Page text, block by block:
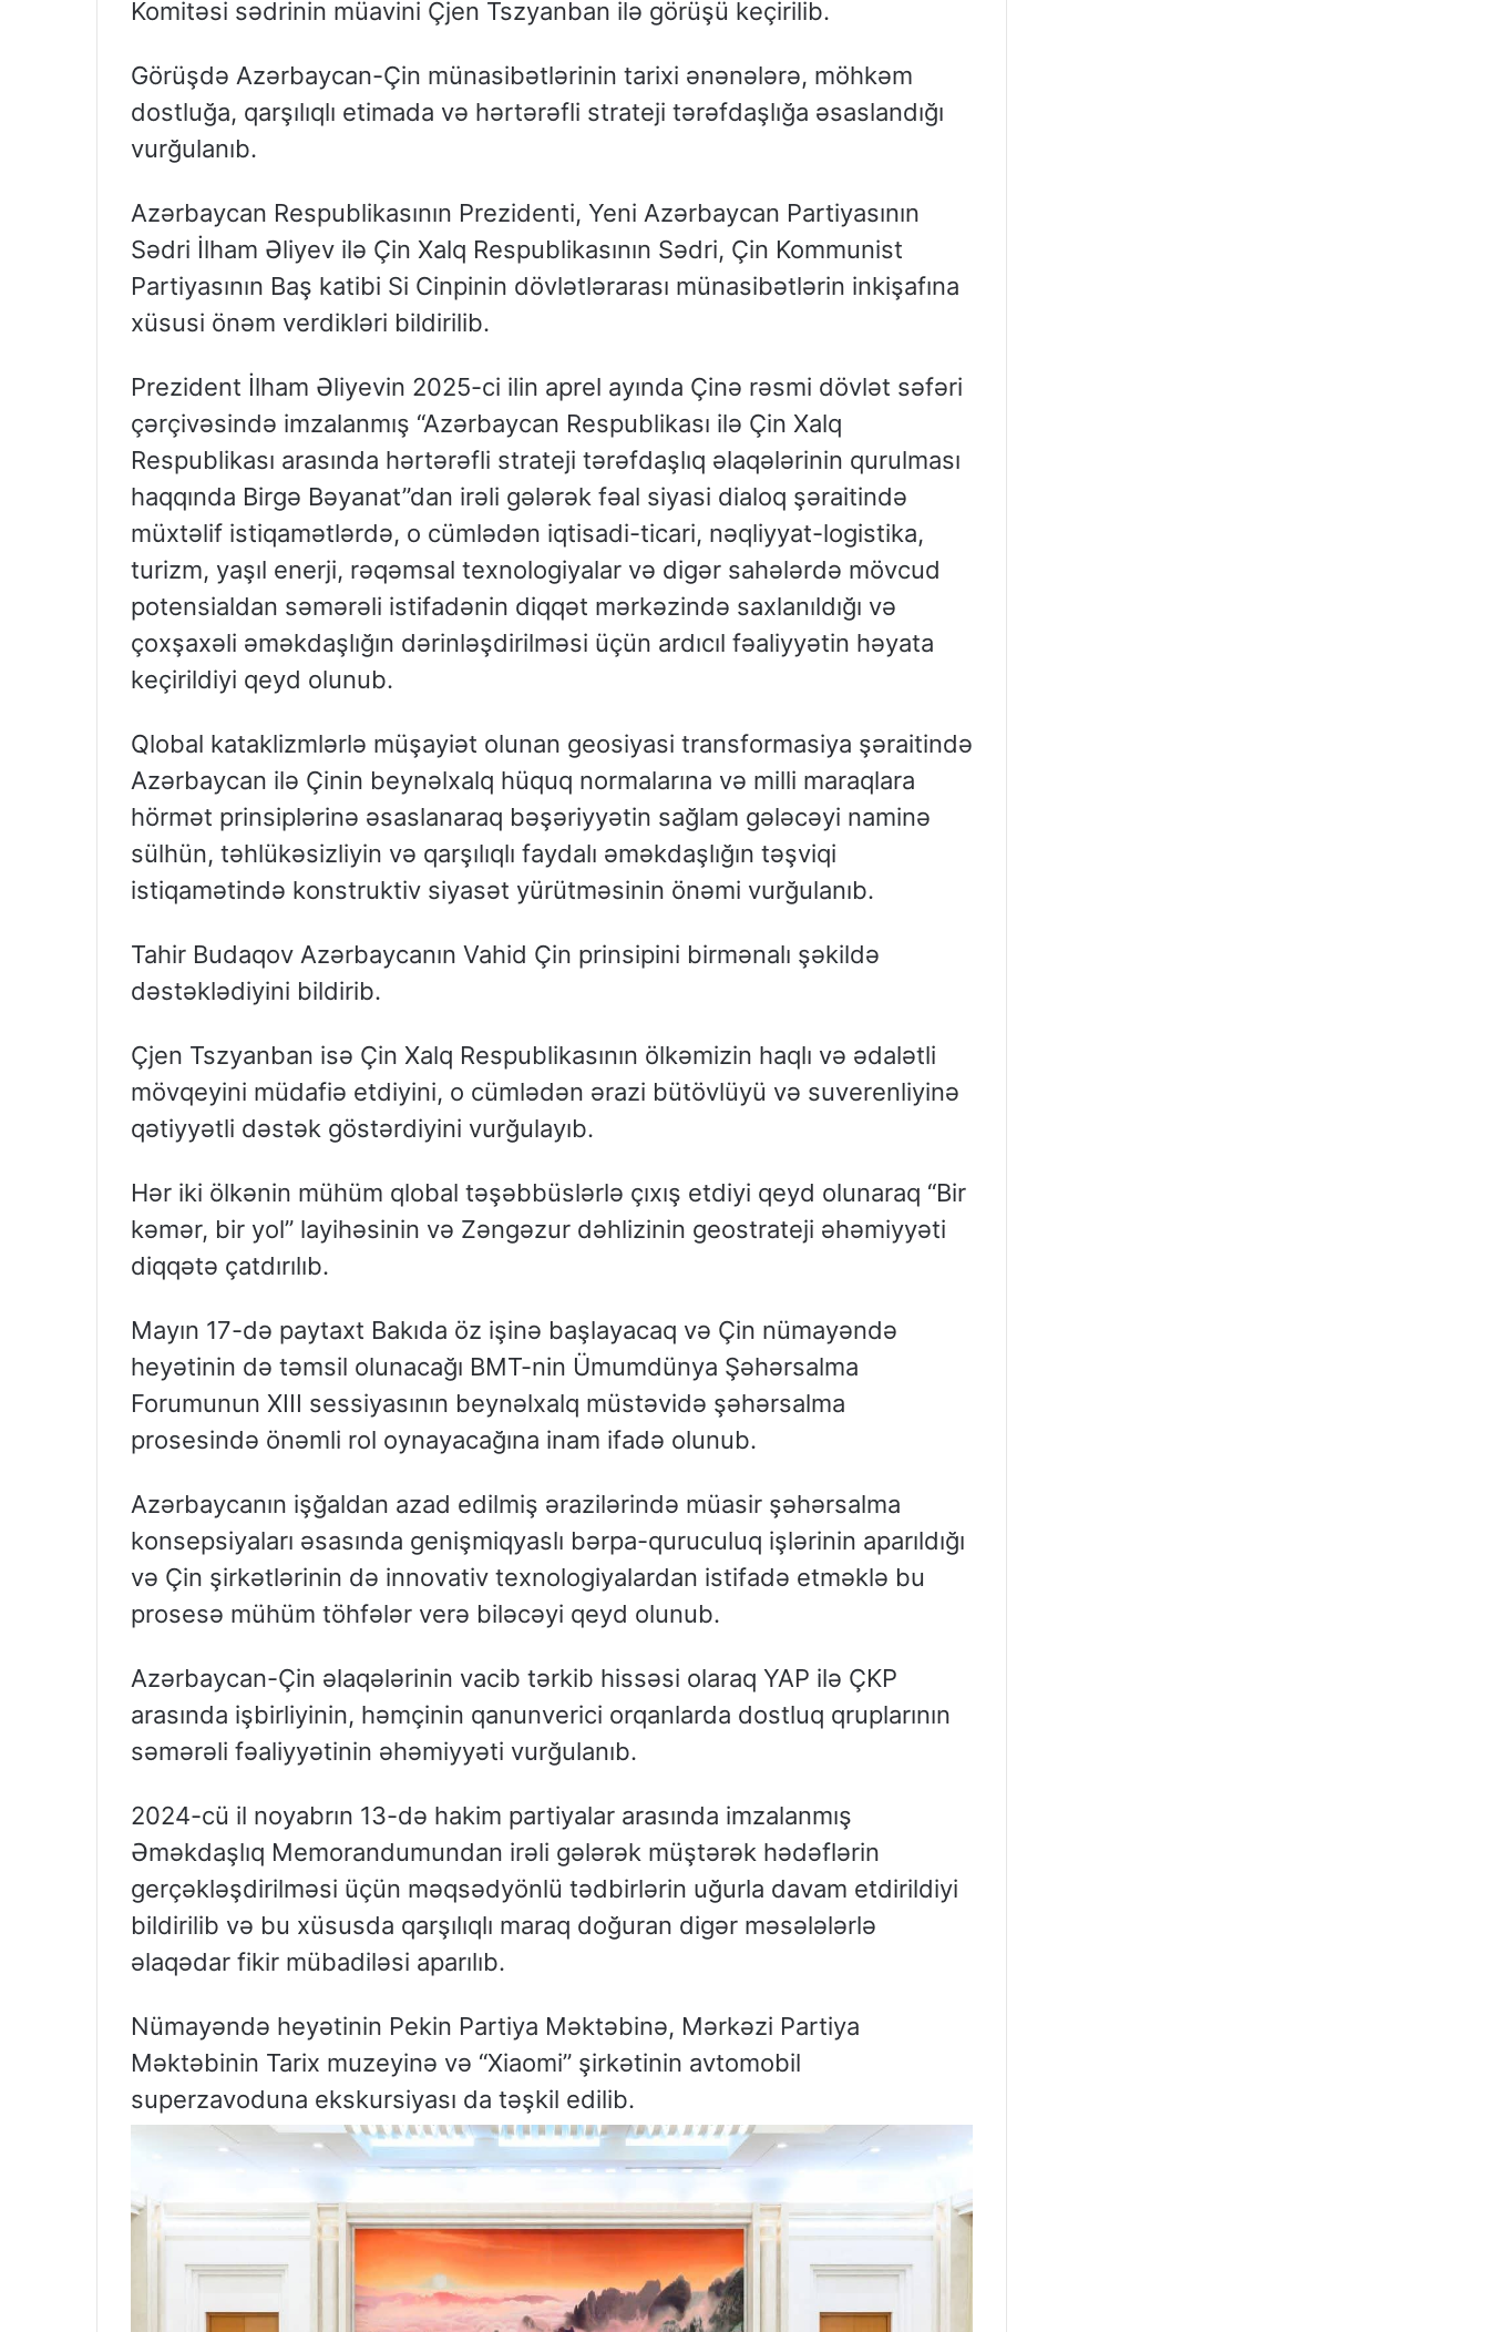
Komitəsi sədrinin müavini Çjen Tszyanban ilə görüşü keçirilib.
Görüşdə Azərbaycan-Çin münasibətlərinin tarixi ənənələrə, möhkəm
dostluğa, qarşılıqlı etimada və hərtərəfli strateji tərəfdaşlığa əsaslandığı
vurğulanıb.
Azərbaycan Respublikasının Prezidenti, Yeni Azərbaycan Partiyasının
Sədri İlham Əliyev ilə Çin Xalq Respublikasının Sədri, Çin Kommunist
Partiyasının Baş katibi Si Cinpinin dövlətlərarası münasibətlərin inkişafına
xüsusi önəm verdikləri bildirilib.
Prezident İlham Əliyevin 2025-ci ilin aprel ayında Çinə rəsmi dövlət səfəri
çərçivəsində imzalanmış “Azərbaycan Respublikası ilə Çin Xalq
Respublikası arasında hərtərəfli strateji tərəfdaşlıq əlaqələrinin qurulması
haqqında Birgə Bəyanat”dan irəli gələrək fəal siyasi dialoq şəraitində
müxtəlif istiqamətlərdə, o cümlədən iqtisadi-ticari, nəqliyyat-logistika,
turizm, yaşıl enerji, rəqəmsal texnologiyalar və digər sahələrdə mövcud
potensialdan səmərəli istifadənin diqqət mərkəzində saxlanıldığı və
çoxşaxəli əməkdaşlığın dərinləşdirilməsi üçün ardıcıl fəaliyyətin həyata
keçirildiyi qeyd olunub.
Qlobal kataklizmlərlə müşayiət olunan geosiyasi transformasiya şəraitində
Azərbaycan ilə Çinin beynəlxalq hüquq normalarına və milli maraqlara
hörmət prinsiplərinə əsaslanaraq bəşəriyyətin sağlam gələcəyi naminə
sülhün, təhlükəsizliyin və qarşılıqlı faydalı əməkdaşlığın təşviqi
istiqamətində konstruktiv siyasət yürütməsinin önəmi vurğulanıb.
Tahir Budaqov Azərbaycanın Vahid Çin prinsipini birmənalı şəkildə
dəstəklədiyini bildirib.
Çjen Tszyanban isə Çin Xalq Respublikasının ölkəmizin haqlı və ədalətli
mövqeyini müdafiə etdiyini, o cümlədən ərazi bütövlüyü və suverenliyinə
qətiyyətli dəstək göstərdiyini vurğulayıb.
Hər iki ölkənin mühüm qlobal təşəbbüslərlə çıxış etdiyi qeyd olunaraq “Bir
kəmər, bir yol” layihəsinin və Zəngəzur dəhlizinin geostrateji əhəmiyyəti
diqqətə çatdırılıb.
Mayın 17-də paytaxt Bakıda öz işinə başlayacaq və Çin nümayəndə
heyətinin də təmsil olunacağı BMT-nin Ümumdünya Şəhərsalma
Forumunun XIII sessiyasının beynəlxalq müstəvidə şəhərsalma
prosesində önəmli rol oynayacağına inam ifadə olunub.
Azərbaycanın işğaldan azad edilmiş ərazilərində müasir şəhərsalma
konsepsiyaları əsasında genişmiqyaslı bərpa-quruculuq işlərinin aparıldığı
və Çin şirkətlərinin də innovativ texnologiyalardan istifadə etməklə bu
prosesə mühüm töhfələr verə biləcəyi qeyd olunub.
Azərbaycan-Çin əlaqələrinin vacib tərkib hissəsi olaraq YAP ilə ÇKP
arasında işbirliyinin, həmçinin qanunverici orqanlarda dostluq qruplarının
səmərəli fəaliyyətinin əhəmiyyəti vurğulanıb.
2024-cü il noyabrın 13-də hakim partiyalar arasında imzalanmış
Əməkdaşlıq Memorandumundan irəli gələrək müştərək hədəflərin
gerçəkləşdirilməsi üçün məqsədyönlü tədbirlərin uğurla davam etdirildiyi
bildirilib və bu xüsusda qarşılıqlı maraq doğuran digər məsələlərlə
əlaqədar fikir mübadiləsi aparılıb.
Nümayəndə heyətinin Pekin Partiya Məktəbinə, Mərkəzi Partiya
Məktəbinin Tarix muzeyinə və “Xiaomi” şirkətinin avtomobil
superzavoduna ekskursiyası da təşkil edilib.